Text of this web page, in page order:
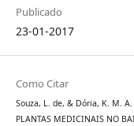
Publicado
23-01-2017
Como Citar
Souza, L. de, & Dória, K. M. A.
PLANTAS MEDICINAIS NO